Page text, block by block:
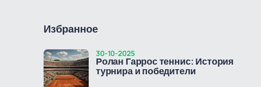
Избранное
Ролан Гаррос теннис: История
турнира и победители
30-10-2025